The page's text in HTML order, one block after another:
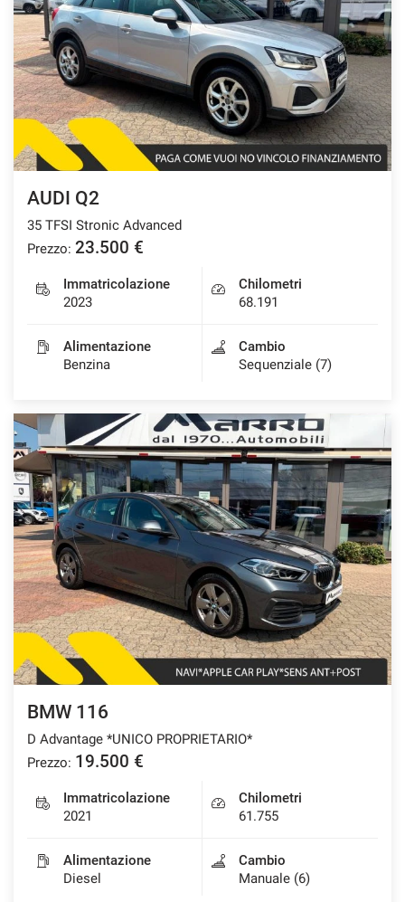
AUDI Q2
35 TFSI Stronic Advanced
Prezzo: 23.500 €
Immatricolazione
2023
Chilometri
68.191
Alimentazione
Benzina
Cambio
Sequenziale (7)
BMW 116
D Advantage *UNICO PROPRIETARIO*
Prezzo: 19.500 €
Immatricolazione
2021
Chilometri
61.755
Alimentazione
Diesel
Cambio
Manuale (6)